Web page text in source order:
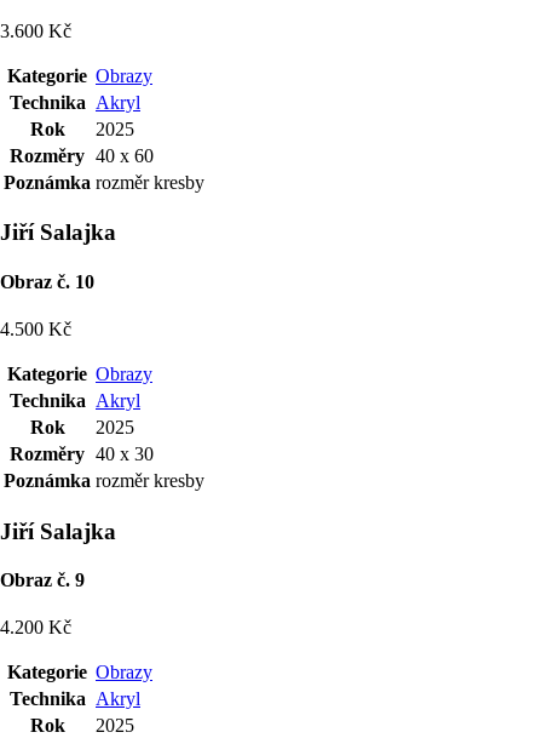
3.600 Kč
Kategorie Obrazy
Technika Akryl
Rok
2025
Rozměry 40 x 60
Poznámka rozměr kresby
Jiří Salajka
Obraz č. 10
4.500 Kč
Kategorie Obrazy
Technika Akryl
Rok
2025
Rozměry 40 x 30
Poznámka rozměr kresby
Jiří Salajka
Obraz č. 9
4.200 Kč
Kategorie Obrazy
Technika Akryl
Rok
2025